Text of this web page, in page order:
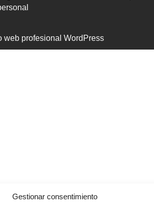
Gestionar consentimiento
web profesional WordPress